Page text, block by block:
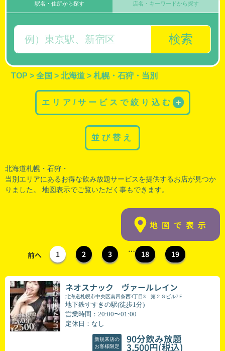
駅名・住所から探す
検索
店名・キーワードから探す
TOP > 全国 > 北海道 > 札幌・石狩・当別
エリア/サービスで絞り込む ＋
並び替え
北海道札幌・ 石狩 ・
当別エリアにあるお得な飲み放題サービスを提供するお店が見つか
りました。 地図表示でご覧いただく事もできます。
地図で表示
前へ 1 2 3 … 18 19
ネオスナック ヴァールレイン
北海道札幌市中央区南四条西3丁目3 第２Ｇビル7Ｆ
地下鉄すすきの駅(徒歩1分)
営業時間：20:00〜01:00
定休日：なし
新規来店の
お客様限定
90分飲み放題
3,500円(税込)